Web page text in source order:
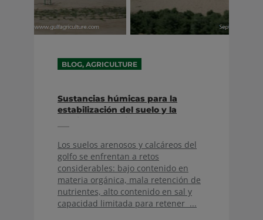
BLOG, AGRICULTURE
Sustancias húmicas para la
estabilización del suelo y la
Los suelos arenosos y calcáreos del
golfo se enfrentan a retos
considerables: bajo contenido en
materia orgánica, mala retención de
nutrientes, alto contenido en sal y
capacidad limitada para retener ...